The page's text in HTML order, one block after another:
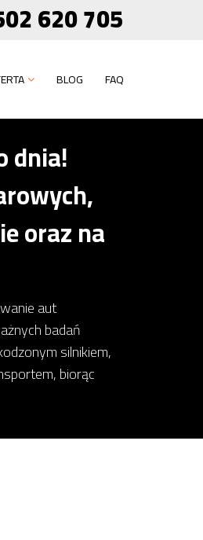
620 705
BLOG FAQ
dnia!
oraz na
aut
badań
silnikiem,
biorąc